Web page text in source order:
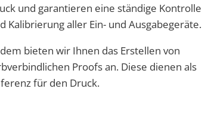
und garantieren eine ständige Kontrolle
Kalibrierung aller Ein- und Ausgabegeräte.
bieten wir Ihnen das Erstellen von
Proofs an. Diese dienen als
für den Druck.